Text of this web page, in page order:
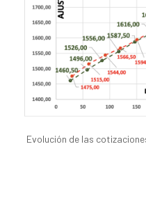
Evolución de las